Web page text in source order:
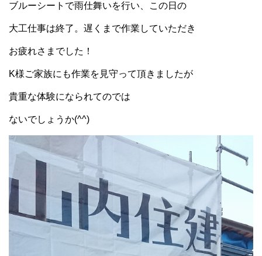
ブルーシートで雨仕舞いを行い、この日の
大工仕事は終了。遅くまで作業していただき
お疲れさまでした！
K様ご家族にも作業を見守って頂きましたが
貴重な体験になられてのでは
ないでしょうか(^^)